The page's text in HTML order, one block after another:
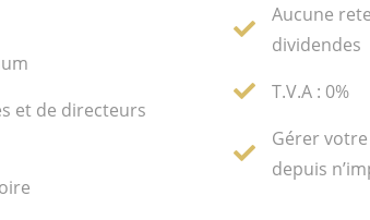
et de directeurs
Aucune
dividendes
T.V.A : 0%
Gérer
depuis